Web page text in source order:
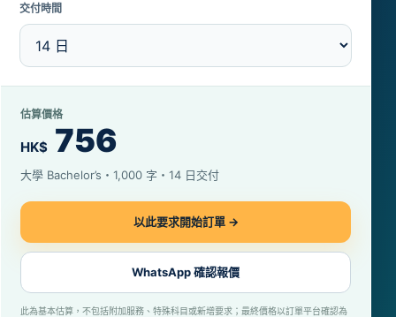
交付時間
估算價格
HK$ 756
大學 Bachelor’s・1,000 字・14 日交付
以此要求開始訂單 →
WhatsApp 確認報價
此為基本估算，不包括附加服務、特殊科目或新增要求；最終價格以訂單平台確認為